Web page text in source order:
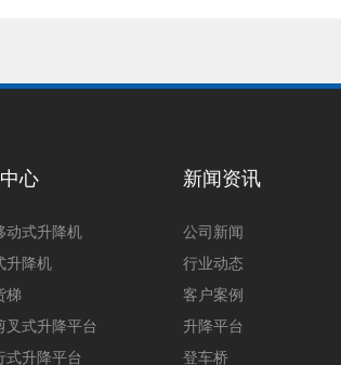
心
动式升降机
升降机
梯
叉式升降平台
式升降平台
新闻资讯
公司新闻
行业动态
客户案例
升降平台
登车桥